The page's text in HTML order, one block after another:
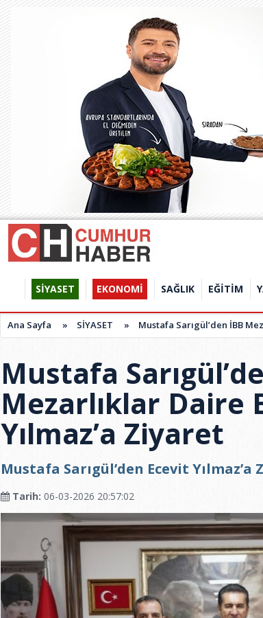
SİYASET EKONOMİ SAĞLIK EĞİTİM
Ana Sayfa » SİYASET » Mustafa Sarıgül’den İBB
Mustafa
Mezarlıklar Daire
Yılmaz’a Ziyaret
Mustafa Sarıgül’den Ecevit Yılmaz’a
Tarih: 06-03-2026 20:57:02